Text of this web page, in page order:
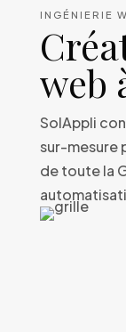
INGÉNIERIE
web
SolAppli
sur-mesure
de toute la